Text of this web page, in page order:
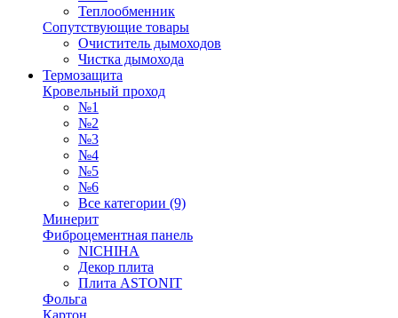
Теплообменник
Сопутствующие товары
Очиститель дымоходов
Чистка дымохода
Термозащита
Кровельный проход
№1
№2
№3
№4
№5
№6
Все категории (9)
Минерит
Фиброцементная панель
NICHIHA
Декор плита
Плита ASTONIT
Фольга
Картон